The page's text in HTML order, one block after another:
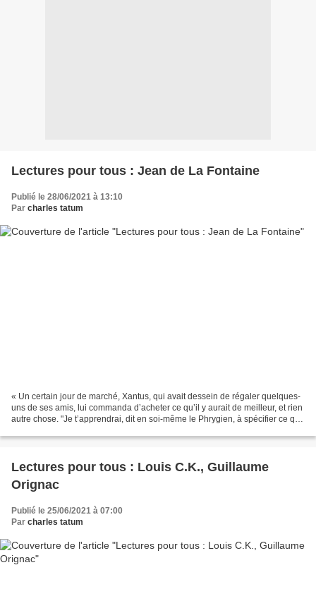
Lectures pour tous : Jean de La Fontaine
Publié le 28/06/2021 à 13:10
Par charles tatum
« Un certain jour de marché, Xantus, qui avait dessein de régaler quelques-
uns de ses amis, lui commanda d’acheter ce qu’il y aurait de meilleur, et rien
autre chose. "Je t’apprendrai, dit en soi-même le Phrygien, à spécifier ce que
Lectures pour tous : Louis C.K., Guillaume
Orignac
Publié le 25/06/2021 à 07:00
Par charles tatum